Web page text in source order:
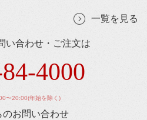
一覧を見る
い合わせ・ご注文は
4000
〜20:00(年始を除く)
のお問い合わせ